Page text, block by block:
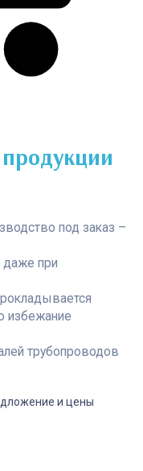
продукции
под заказ –
даже при
избежание
трубопроводов
и цены